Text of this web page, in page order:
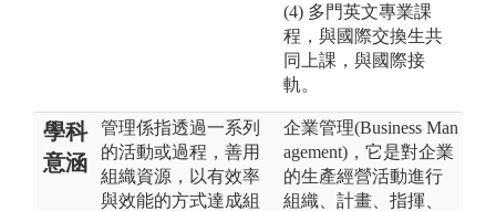
(4) 多門英文專業課
程，與國際交換生共
同上課，與國際接
軌。
學科
意涵
管理係指透過一系列
的活動或過程，善用
組織資源，以有效率
與效能的方式達成組
企業管理(Business Man
agement)，它是對企業
的生產經營活動進行
組織、計畫、指揮、